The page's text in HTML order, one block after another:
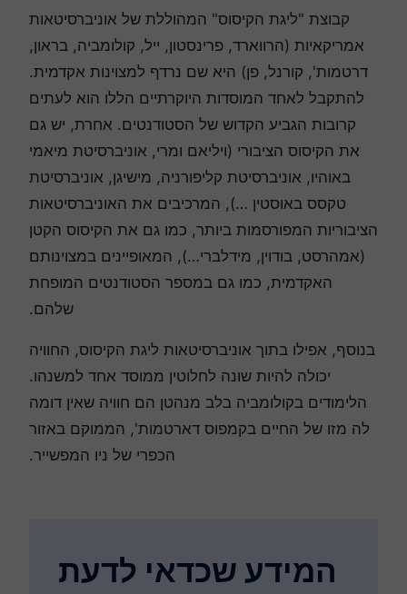
קבוצת "ליגת הקיסוס" המהוללת של אוניברסיטאות
אמריקאיות (הרווארד, פרינסטון, ייל, קולומביה, בראון,
דרטמות', קורנל, פן) היא שם נרדף למצוינות אקדמית.
להתקבל לאחד המוסדות היוקרתיים הללו הוא לעתים
קרובות הגביע הקדוש של הסטודנטים. אחרת, יש גם
את הקיסוס הציבורי (ויליאם ומרי, אוניברסיטת מיאמי
באוהיו, אוניברסיטת קליפורניה, מישיגן, אוניברסיטת
טקסס באוסטין …), המרכיבים את האוניברסיטאות
הציבוריות המפורסמות ביותר, כמו גם את הקיסוס הקטן
(אמהרסט, בודוין, מידלברי…), המאופיינים במצוינותם
האקדמית, כמו גם במספר הסטודנטים המופחת
שלהם.
בנוסף, אפילו בתוך אוניברסיטאות ליגת הקיסוס, החוויה
יכולה להיות שונה לחלוטין ממוסד אחד למשנהו.
הלימודים בקולומביה בלב מנהטן הם חוויה שאין דומה
לה מזו של החיים בקמפוס דארטמות', הממוקם באזור
הכפרי של ניו המפשייר.
המידע שכדאי לדעת